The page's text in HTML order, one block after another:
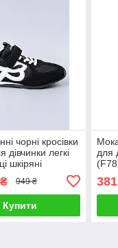
чорні кросівки
дівчинки легкі
шкіряні
949 ₴
Купити
для